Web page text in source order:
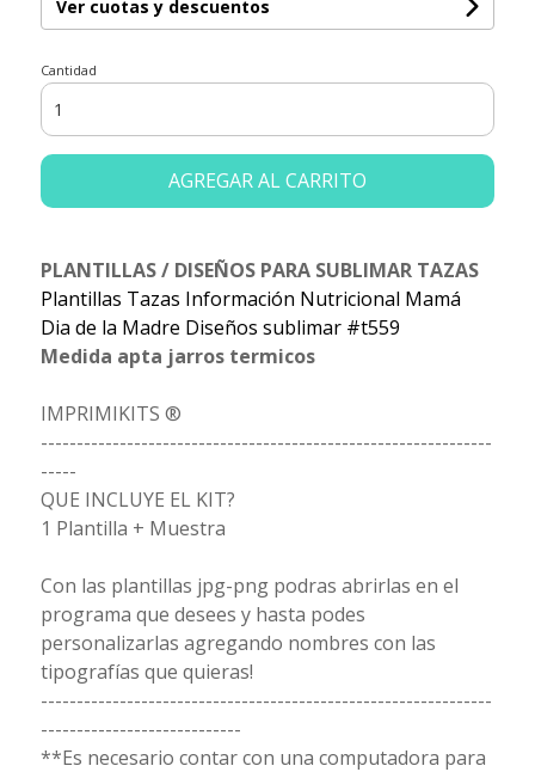
Ver cuotas y descuentos
Cantidad
AGREGAR AL CARRITO
PLANTILLAS / DISEÑOS PARA SUBLIMAR TAZAS
Plantillas Tazas Información Nutricional Mamá
Dia de la Madre Diseños sublimar #t559
Medida apta jarros termicos
IMPRIMIKITS ®
---------------------------------------------------------------
-----
QUE INCLUYE EL KIT?
1 Plantilla + Muestra
Con las plantillas jpg-png podras abrirlas en el
programa que desees y hasta podes
personalizarlas agregando nombres con las
tipografías que quieras!
---------------------------------------------------------------
----------------------------
**Es necesario contar con una computadora para